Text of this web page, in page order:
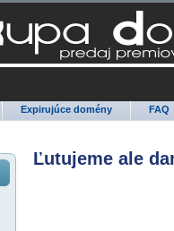
Expirujúce domény FAQ
Ľutujeme ale